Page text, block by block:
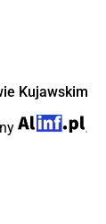
Kujawskim
.